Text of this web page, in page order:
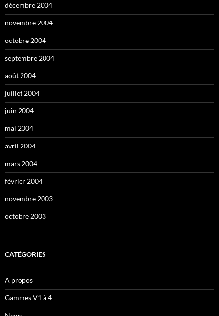
décembre 2004
novembre 2004
octobre 2004
septembre 2004
août 2004
juillet 2004
juin 2004
mai 2004
avril 2004
mars 2004
février 2004
novembre 2003
octobre 2003
CATÉGORIES
A propos
Gammes V1 à 4